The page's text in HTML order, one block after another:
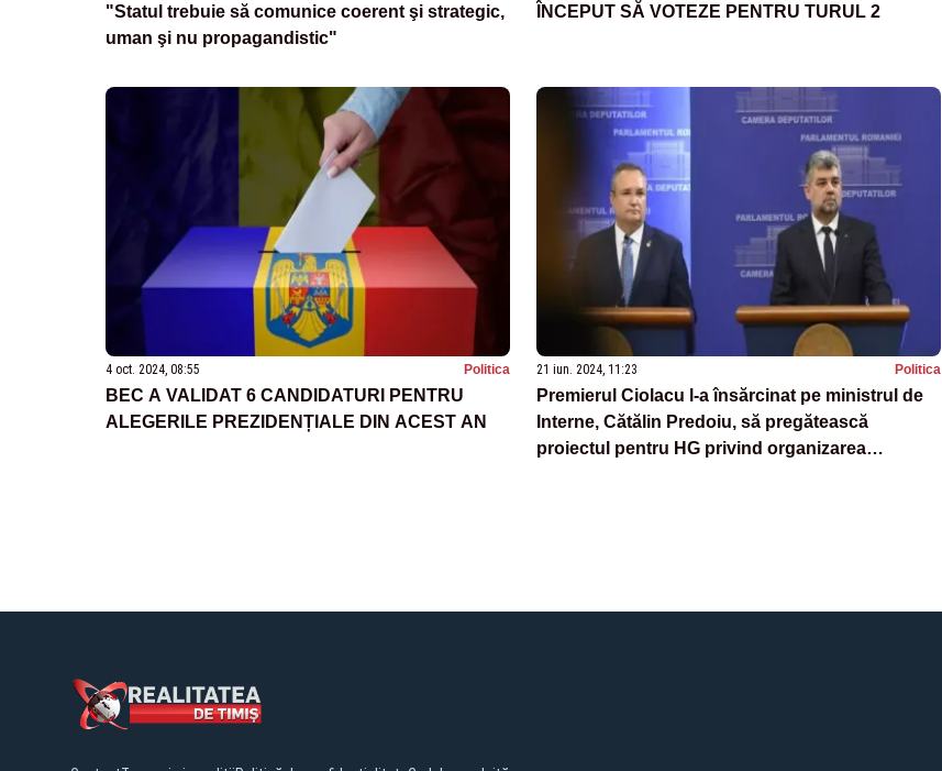
"Statul trebuie să comunice coerent şi strategic,
uman şi nu propagandistic"
ÎNCEPUT SĂ VOTEZE PENTRU TURUL 2
4 oct. 2024, 08:55 Politica
BEC A VALIDAT 6 CANDIDATURI PENTRU
ALEGERILE PREZIDENȚIALE DIN ACEST AN
21 iun. 2024, 11:23 Politica
Premierul Ciolacu l-a însărcinat pe ministrul de
Interne, Cătălin Predoiu, să pregătească
proiectul pentru HG privind organizarea